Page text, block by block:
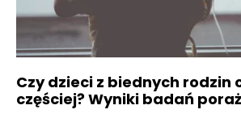
Czy dzieci z biednych rodzin
częściej? Wyniki badań